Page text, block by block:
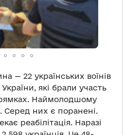
— 22 українських воїнів
які брали участь
Наймолодшому
Серед них є поранені.
реабілітація. Наразі